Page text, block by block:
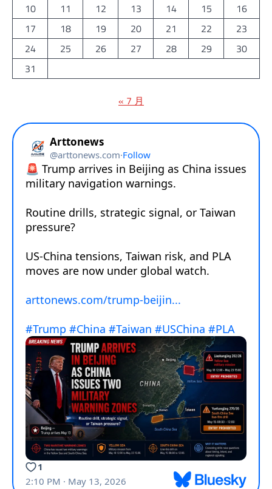
10
11 12 13 14 15
16
17
18 19 20 21 22
23
24
25 26 27 28 29
30
31
« 7 月